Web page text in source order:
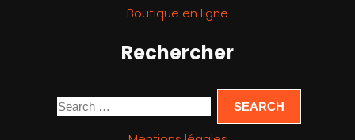
Boutique en ligne
Rechercher